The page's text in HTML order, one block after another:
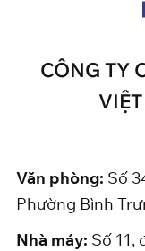
CÔNG TY
Văn phòng: Số
Phường Bình
Nhà máy: Số 11,